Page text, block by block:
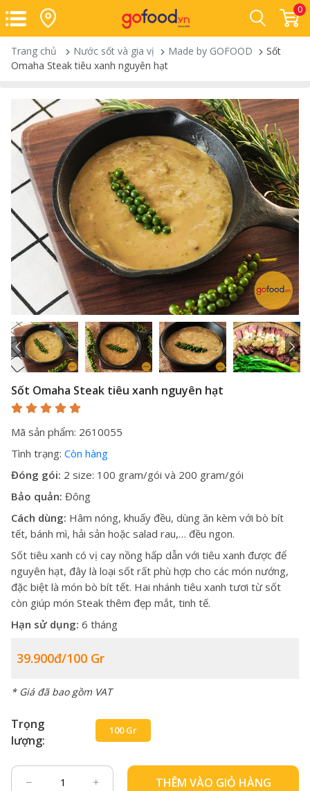
0
Trang chủ Nước sốt và gia vị Made by GOFOOD
Sốt
Omaha Steak tiêu xanh nguyên hạt
Sốt Omaha Steak tiêu xanh nguyên hạt
Mã sản phẩm: 2610055
Tình trạng: Còn hàng
Đóng gói: 2 size: 100 gram/gói và 200 gram/gói
Bảo quản: Đông
Cách dùng: Hâm nóng, khuấy đều, dùng ăn kèm với bò bít
tết, bánh mì, hải sản hoặc salad rau,… đều ngon.
Sốt tiêu xanh có vị cay nồng hấp dẫn với tiêu xanh được để
nguyên hạt, đây là loại sốt rất phù hợp cho các món nướng,
đặc biệt là món bò bít tết. Hai nhánh tiêu xanh tươi từ sốt
còn giúp món Steak thêm đẹp mắt, tinh tế.
Hạn sử dụng: 6 tháng
39.900đ/100 Gr
* Giá đã bao gồm VAT
Trọng
lượng:
100 Gr
THÊM VÀO GIỎ HÀNG